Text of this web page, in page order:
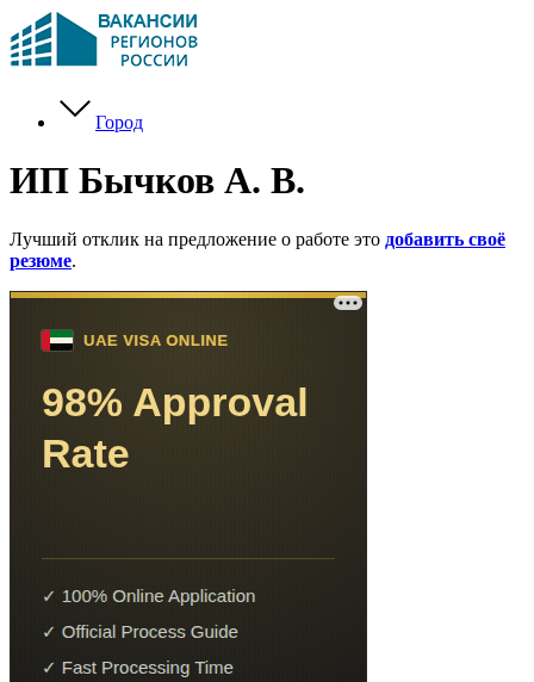
Город
ИП Бычков А. В.
Лучший отклик на предложение о работе это добавить своё
резюме.